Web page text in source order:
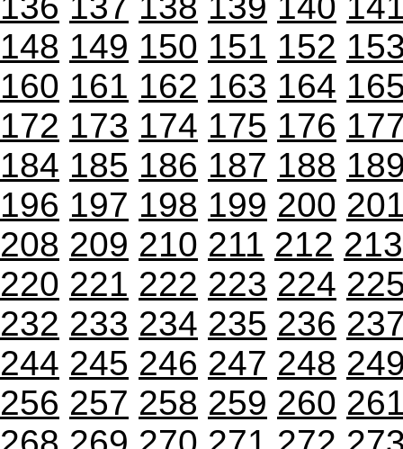
148 149 150 151 152
160 161 162 163 164
172 173 174 175 176
184 185 186 187 188
196 197 198 199 200
208 209 210 211 212 213
220 221 222 223 224
232 233 234 235 236
244 245 246 247 248
256 257 258 259 260